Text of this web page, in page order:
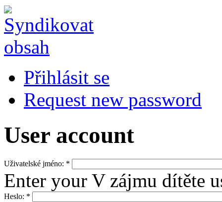
Přihlásit se
Request new password
User account
Uživatelské jméno: *
Enter your V zájmu dítěte
Heslo: *